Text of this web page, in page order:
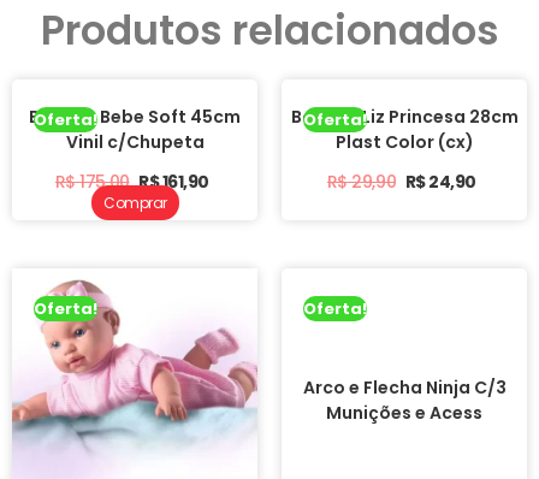
Produtos relacionados
Oferta!
Boneca Bebe Soft 45cm
Vinil c/Chupeta
R$175,00 R$161,90
Oferta!
Boneca Liz Princesa 28cm
Plast Color (cx)
R$29,90 R$24,90
Comprar
Oferta! Oferta!
Arco e Flecha Ninja C/3
Munições e Acess